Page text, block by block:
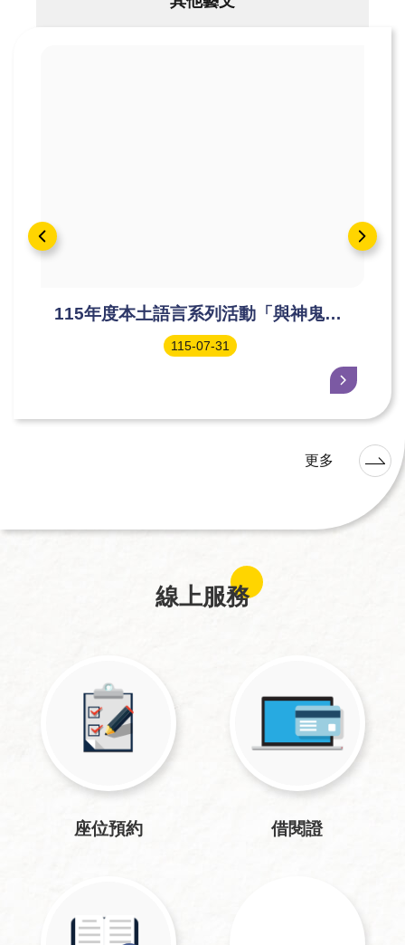
115年度本土語言系列活動「與神鬼有
約︱鷄籠中元祭~港都追想曲：一部用
115-07-31
更多
線上服務
座位預約 借閱證